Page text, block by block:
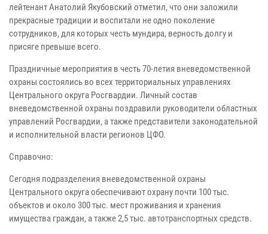
лейтенант Анатолий Якубовский отметил, что они заложили
прекрасные традиции и воспитали не одно поколение
сотрудников, для которых честь мундира, верность долгу и
присяге превыше всего.
Праздничные мероприятия в честь 70-летия вневедомственной
охраны состоялись во всех территориальных управлениях
Центрального округа Росгвардии. Личный состав
вневедомственной охраны поздравили руководители областных
управлений Росгвардии, а также представители законодательной
и исполнительной власти регионов ЦФО.
Справочно:
Сегодня подразделения вневедомственной охраны
Центрального округа обеспечивают охрану почти 100 тыс.
объектов и около 300 тыс. мест проживания и хранения
имущества граждан, а также 2,5 тыс. автотранспортных средств.